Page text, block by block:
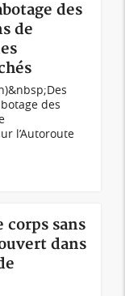
des
de
des
l’Autoroute
corps sans
dans